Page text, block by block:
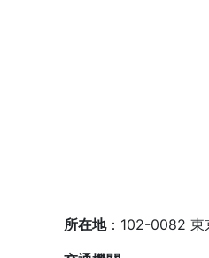
所在地：102-0082 東